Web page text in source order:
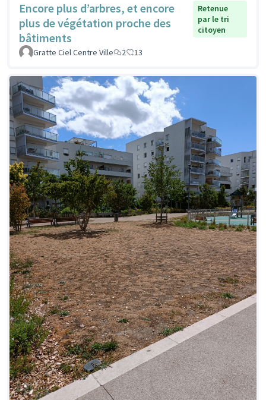
Encore plus d’arbres, et encore
plus de végétation proche des
bâtiments
Retenue
par le tri
citoyen
Gratte Ciel Centre Ville 2 13